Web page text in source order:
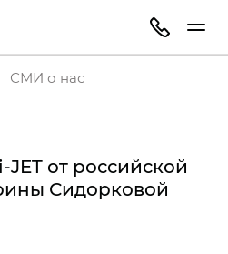
СМИ о нас
от российской
Сидорковой